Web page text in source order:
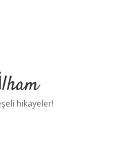
hikayeler!